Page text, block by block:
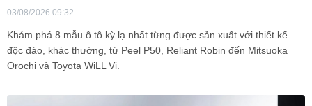
03/08/2026 09:32
Khám phá 8 mẫu ô tô kỳ lạ nhất từng được sản xuất với thiết kế
độc đáo, khác thường, từ Peel P50, Reliant Robin đến Mitsuoka
Orochi và Toyota WiLL Vi.